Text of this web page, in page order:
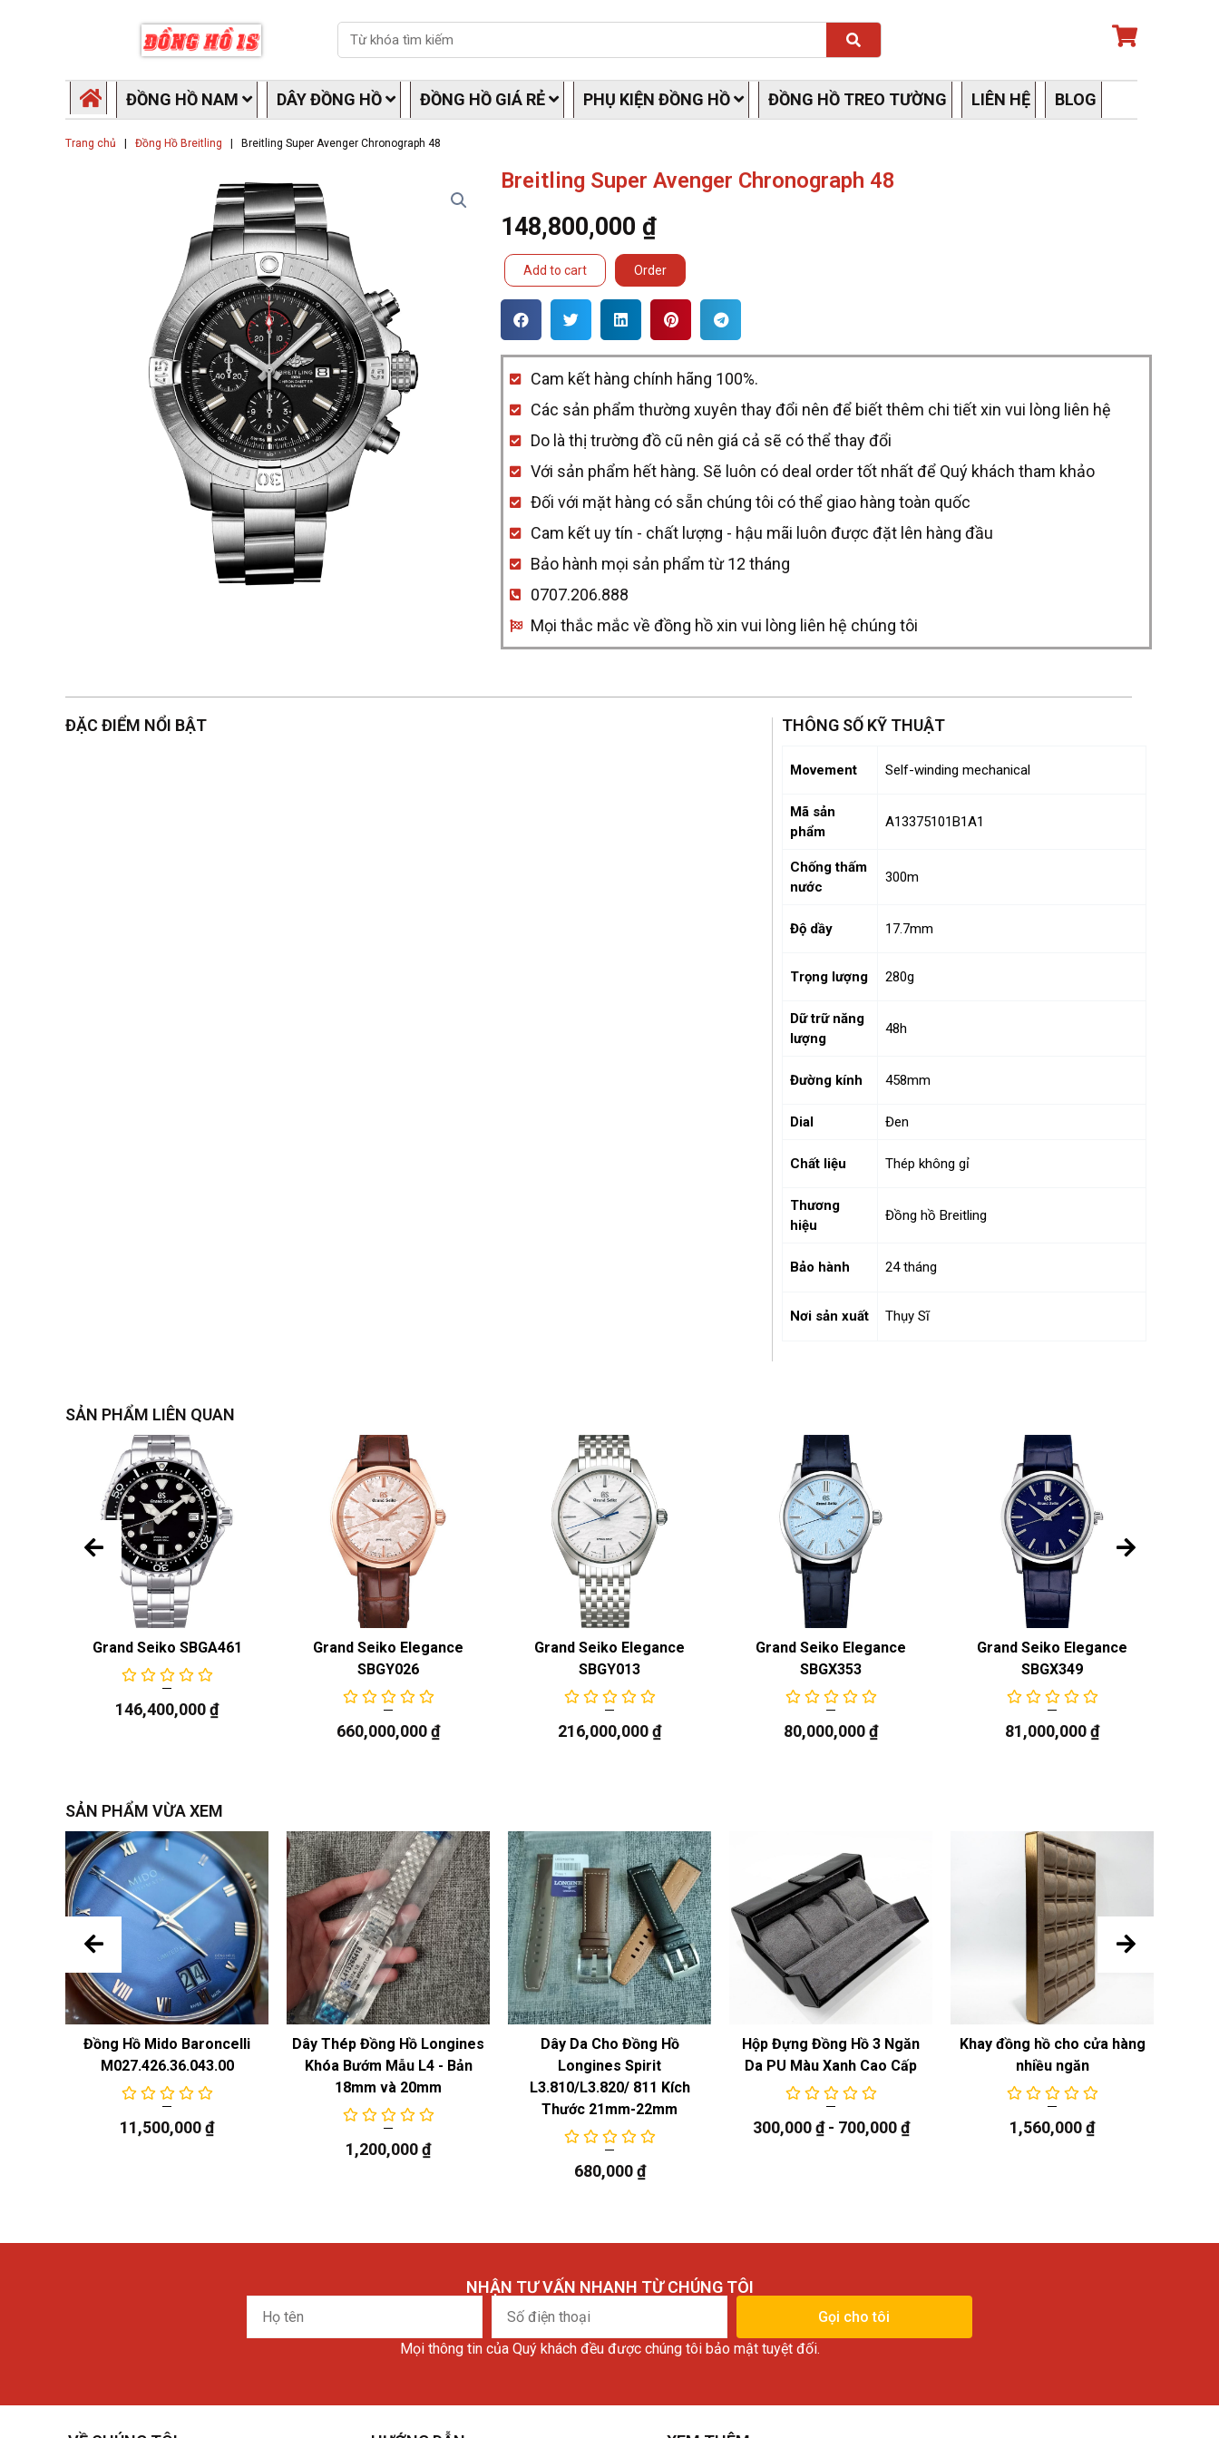
Search Search
ĐỒNG HỒ NAM DÂY ĐỒNG HỒ ĐỒNG HỒ GIÁ RẺ PHỤ KIỆN ĐỒNG HỒ ĐỒNG HỒ TREO TƯỜNG LIÊN HỆ BLOG
Trang chủ Đồng Hồ Breitling Breitling Super Avenger Chronograph 48
Breitling Super Avenger Chronograph 48
148,800,000 ₫
Breitling
Super
Avenger
Chronograph
48
quantity
Add to cart Order
Cam kết hàng chính hãng 100%.
Các sản phẩm thường xuyên thay đổi nên để biết thêm chi tiết xin vui lòng liên hệ
Do là thị trường đồ cũ nên giá cả sẽ có thể thay đổi
Với sản phẩm hết hàng. Sẽ luôn có deal order tốt nhất để Quý khách tham khảo
Đối với mặt hàng có sẵn chúng tôi có thể giao hàng toàn quốc
Cam kết uy tín - chất lượng - hậu mãi luôn được đặt lên hàng đầu
Bảo hành mọi sản phẩm từ 12 tháng
0707.206.888
Mọi thắc mắc về đồng hồ xin vui lòng liên hệ chúng tôi
ĐẶC ĐIỂM NỔI BẬT THÔNG SỐ KỸ THUẬT
Movement Self-winding mechanical
Mã sản
phẩm
A13375101B1A1
Chống thấm
nước
300m
Độ dầy 17.7mm
Trọng lượng 280g
Dữ trữ năng
lượng
48h
Đường kính 458mm
Dial Đen
Chất liệu Thép không gỉ
Thương
hiệu
Đồng hồ Breitling
Bảo hành 24 tháng
Nơi sản xuất Thụy Sĩ
SẢN PHẨM LIÊN QUAN
Grand Seiko SBGA461
146,400,000₫
Grand Seiko Elegance
SBGY026
660,000,000₫
Grand Seiko Elegance
SBGY013
216,000,000₫
Grand Seiko Elegance
SBGX353
80,000,000₫
Grand Seiko Elegance
SBGX349
81,000,000₫
SẢN PHẨM VỪA XEM
Đồng Hồ Mido Baroncelli
M027.426.36.043.00
11,500,000₫
Dây Thép Đồng Hồ Longines
Khóa Bướm Mẫu L4 - Bản
18mm và 20mm
1,200,000₫
Dây Da Cho Đồng Hồ
Longines Spirit
L3.810/L3.820/ 811 Kích
Thước 21mm-22mm
680,000₫
Hộp Đựng Đồng Hồ 3 Ngăn
Da PU Màu Xanh Cao Cấp
300,000₫- 700,000₫
Khay đồng hồ cho cửa hàng
nhiều ngăn
1,560,000₫
NHẬN TƯ VẤN NHANH TỪ CHÚNG TÔI
Họ
tên
Số
điện
Gọi cho tôi
Mọi thông tin của Quý khách đều được chúng tôi bảo mật tuyệt đối.